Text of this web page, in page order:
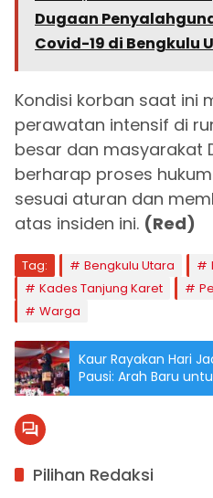
Dugaan
Covid-19 di Bengkulu
Kondisi korban saat ini
perawatan intensif di
besar dan masyarakat
berharap proses
sesuai aturan dan
atas insiden ini. (Red)
Tag: Bengkulu Utara
Kades Tanjung Karet
Warga
Kaur Rayakan Hari
Pausi: Arah Baru
Pemerataan
Pilihan Redaksi